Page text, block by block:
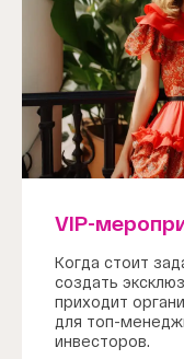
VIP-
Когда стоит
создать
приходит
для топ-
инвесторов.